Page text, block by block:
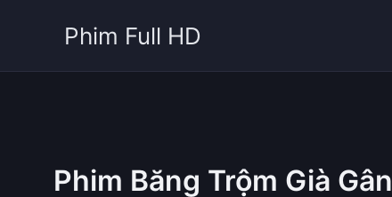
Phim Full HD
Phim Băng Trộm Già Gân